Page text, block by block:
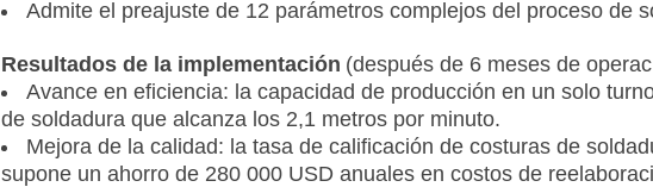
Admite el preajuste de 12 parámetros complejos del proceso de
Resultados de la implementación (después de 6 meses de
Avance en eficiencia: la capacidad de producción en un solo
de soldadura que alcanza los 2,1 metros por minuto.
Mejora de la calidad: la tasa de calificación de costuras de
supone un ahorro de 280 000 USD anuales en costos de